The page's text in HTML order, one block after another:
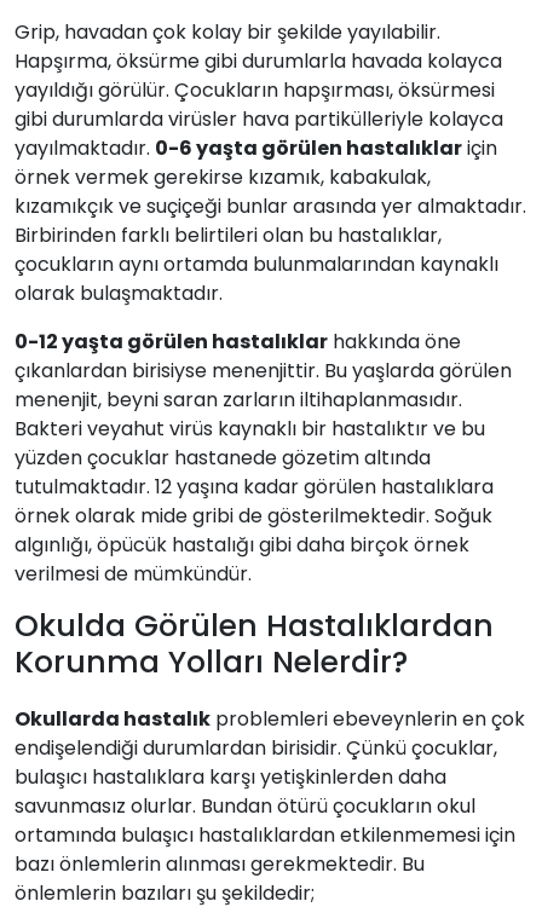
Grip, havadan çok kolay bir şekilde yayılabilir.
Hapşırma, öksürme gibi durumlarla havada kolayca
yayıldığı görülür. Çocukların hapşırması, öksürmesi
gibi durumlarda virüsler hava partikülleriyle kolayca
yayılmaktadır. 0-6 yaşta görülen hastalıklariçin
örnek vermek gerekirse kızamık, kabakulak,
kızamıkçık ve suçiçeği bunlar arasında yer almaktadır.
Birbirinden farklı belirtileri olan bu hastalıklar,
çocukların aynı ortamda bulunmalarından kaynaklı
olarak bulaşmaktadır.
0-12 yaşta görülen hastalıklar hakkında öne
çıkanlardan birisiyse menenjittir. Bu yaşlarda görülen
menenjit, beyni saran zarların iltihaplanmasıdır.
Bakteri veyahut virüs kaynaklı bir hastalıktır ve bu
yüzden çocuklar hastanede gözetim altında
tutulmaktadır. 12 yaşına kadar görülen hastalıklara
örnek olarak mide gribi de gösterilmektedir. Soğuk
algınlığı, öpücük hastalığı gibi daha birçok örnek
verilmesi de mümkündür.
Okulda Görülen Hastalıklardan
Korunma Yolları Nelerdir?
Okullarda hastalık problemleri ebeveynlerin en çok
endişelendiği durumlardan birisidir. Çünkü çocuklar,
bulaşıcı hastalıklara karşı yetişkinlerden daha
savunmasız olurlar. Bundan ötürü çocukların okul
ortamında bulaşıcı hastalıklardan etkilenmemesi için
bazı önlemlerin alınması gerekmektedir. Bu
önlemlerin bazıları şu şekildedir;